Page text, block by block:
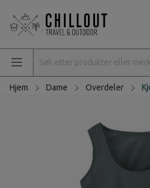
Hjem Dame Overdeler